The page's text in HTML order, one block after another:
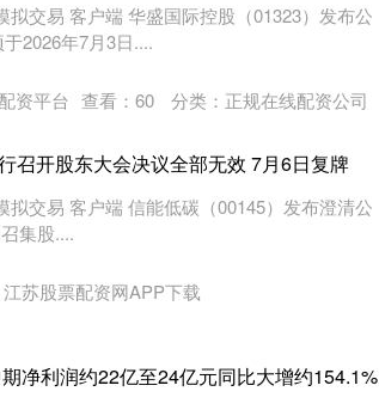
交易 客户端 华盛国际控股（01323）发布公
2026年7月3日....
资平台 查看： 60 分类： 正规在线配资公司
召开股东大会决议全部无效 7月6日复牌
交易 客户端 信能低碳（00145）发布澄清公
集股....
苏股票配资网APP下载
净利润约22亿至24亿元同比大增约154.1%